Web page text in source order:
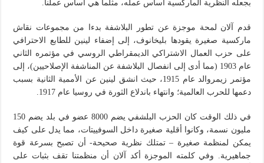
بجعله النظرية الماركسية أساس عمله، مثلما هي أساس عملنا.
قدم آلان لمحة موجزة عن تطور البلاشفة بدءا من مجموعات نقاش
ماركسية صغيرة يقودها بليخانوف، إلى إضفاء لينين للطابع الاحترافي
على حزب العمال الاشتراكي الديمقراطي الروسي في مؤتمره الثاني
عام 1903 (مما أدى إلى انفصال البلاشفة عن المناشفة الإصلاحيين)، إلى
مؤتمر زيمروالد عام 1915، حيث انشق لينين عن الأممية الثانية بسبب
دعمها للحرب العالمية؛ وانتهاء باندلاع الثورة في روسيا عام 1917.
في ذلك الوقت كان الحزب البلشفي يضم 8000 عضو في بلد يضم 150
مليون نسمة، وكانوا أقلية صغيرة داخل السوفييتات، مما يدل على كيف
يمكن لمنظمة صغيرة – تمتلك نظرية صحيحة- أن تصبح بسرعة قوة
جماهيرية. وفي كلمته الموجزة أكد آلان أن منظمتنا تقف بثبات على